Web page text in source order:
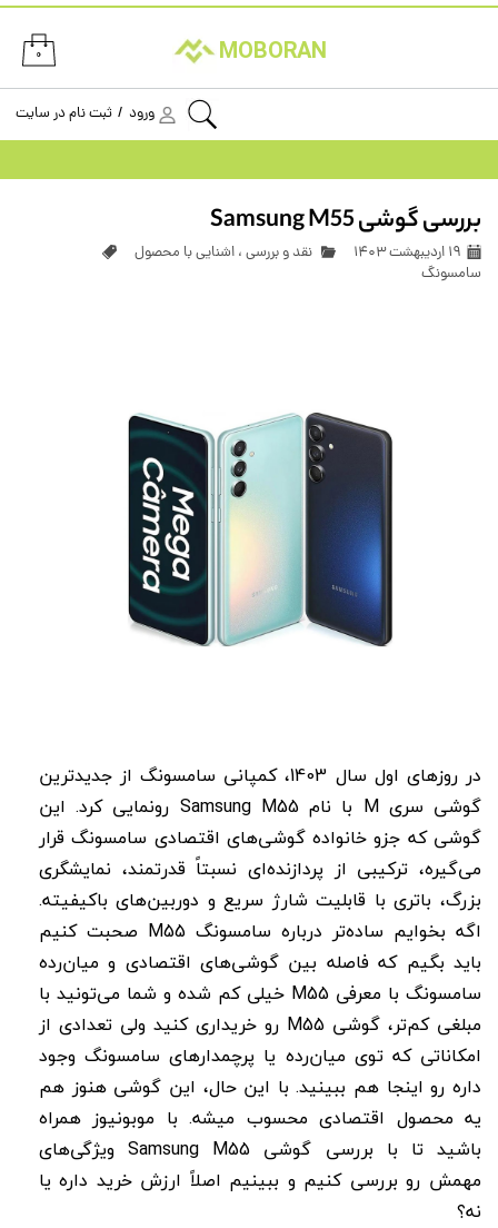
۰
ورود / ثبت نام در سایت
خروج از حساب کاربری
MOBORAN
بررسی گوشی Samsung M55
۱۹ اردیبهشت ۱۴۰۳ نقد و بررسی ، اشنایی با محصول
سامسونگ
در روزهای اول سال 1403، کمپانی سامسونگ از جدیدترین
گوشی سری M با نام Samsung M55 رونمایی کرد. این
گوشی که جزو خانواده گوشی‌های اقتصادی سامسونگ قرار
می‌گیره، ترکیبی از پردازنده‌ای نسبتاً قدرتمند، نمایشگری
بزرگ، باتری با قابلیت شارژ سریع و دوربین‌های باکیفیته.
اگه بخوایم ساده‌تر درباره سامسونگ M55 صحبت کنیم
باید بگیم که فاصله بین گوشی‌های اقتصادی و میان‌رده
سامسونگ با معرفی M55 خیلی کم شده و شما می‌تونید با
مبلغی کم‌تر، گوشی M55 رو خریداری کنید ولی تعدادی از
امکاناتی که توی میان‌رده یا پرچمدارهای سامسونگ وجود
داره رو اینجا هم ببینید. با این حال، این گوشی هنوز هم
یه محصول اقتصادی محسوب میشه. با موبونیوز همراه
باشید تا با بررسی گوشی Samsung M55 ویژگی‌های
مهمش رو بررسی کنیم و ببینیم اصلاً ارزش خرید داره یا
نه؟